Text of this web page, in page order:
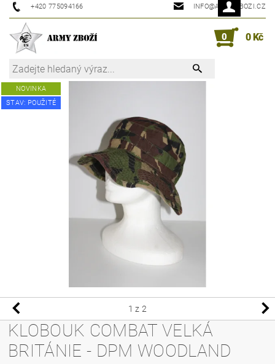
+420 775094166 INFO@ARMYZBOZI.CZ
0 0 Kč
NOVINKA
STAV: POUŽITÉ
1 z 2
KLOBOUK COMBAT VELKÁ
BRITÁNIE - DPM WOODLAND